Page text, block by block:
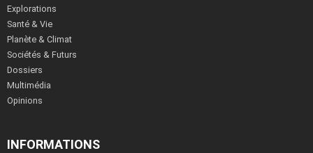
Explorations
Santé & Vie
Planète & Climat
Sociétés & Futurs
Dossiers
Multimédia
Opinions
INFORMATIONS